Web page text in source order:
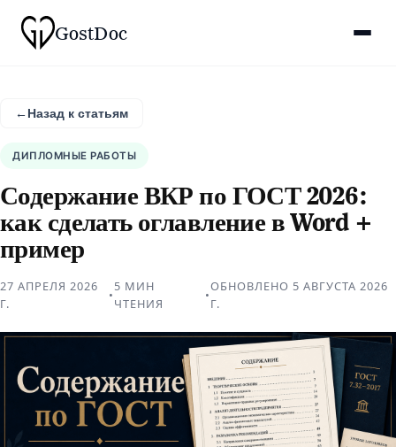
GostDoc
←Назад к статьям
ДИПЛОМНЫЕ РАБОТЫ
Содержание ВКР по ГОСТ 2026:
как сделать оглавление в Word +
пример
27 АПРЕЛЯ 2026
Г.
•
5 МИН
ЧТЕНИЯ
•
ОБНОВЛЕНО 5 АВГУСТА 2026
Г.